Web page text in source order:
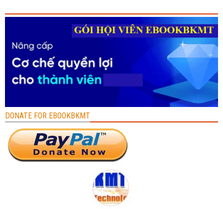
DONATE FOR EBOOKBKMT